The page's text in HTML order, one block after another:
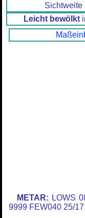
Sichtweite
Leicht bewölkt
METAR: LOWS
9999 FEW040 25/